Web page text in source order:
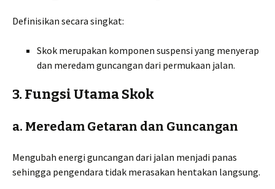
Definisikan secara singkat:
Skok merupakan komponen suspensi yang menyerap
dan meredam guncangan dari permukaan jalan.
3. Fungsi Utama Skok
a. Meredam Getaran dan Guncangan
Mengubah energi guncangan dari jalan menjadi panas
sehingga pengendara tidak merasakan hentakan langsung.